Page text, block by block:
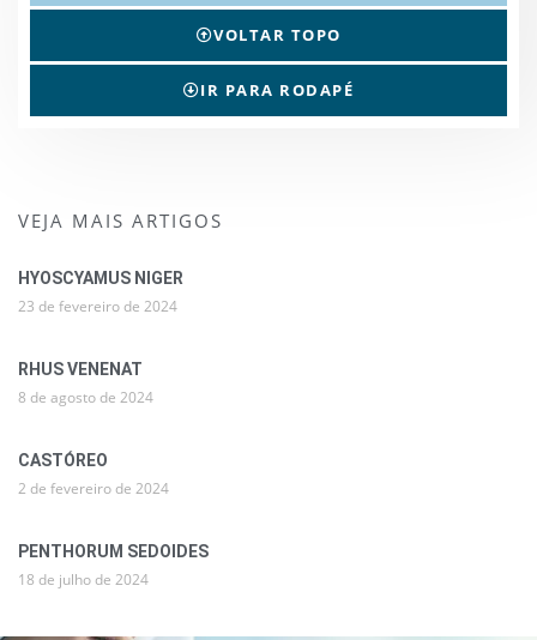
VOLTAR TOPO
IR PARA RODAPÉ
VEJA MAIS ARTIGOS
HYOSCYAMUS NIGER
23 de fevereiro de 2024
RHUS VENENAT
8 de agosto de 2024
CASTÓREO
2 de fevereiro de 2024
PENTHORUM SEDOIDES
18 de julho de 2024